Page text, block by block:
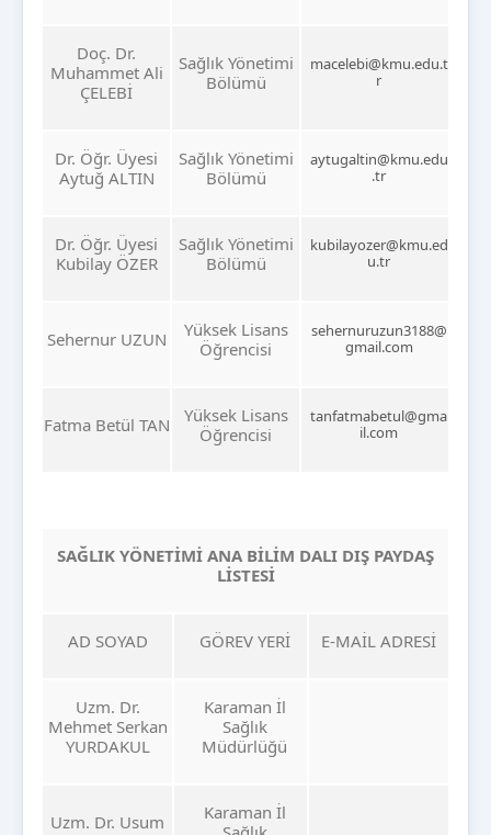
Doç. Dr.
Muhammet Ali
ÇELEBİ
Sağlık Yönetimi
Bölümü
macelebi@kmu.edu.t
r
Dr. Öğr. Üyesi
Aytuğ ALTIN
Sağlık Yönetimi
Bölümü
aytugaltin@kmu.edu
.tr
Dr. Öğr. Üyesi
Kubilay ÖZER
Sağlık Yönetimi
Bölümü
kubilayozer@kmu.ed
u.tr
Sehernur UZUN
Yüksek Lisans
Öğrencisi
sehernuruzun3188@
gmail.com
Fatma Betül TAN
Yüksek Lisans
Öğrencisi
tanfatmabetul@gma
il.com
SAĞLIK YÖNETİMİ ANA BİLİM DALI DIŞ PAYDAŞ
LİSTESİ
AD SOYAD GÖREV YERİ E-MAİL ADRESİ
Uzm. Dr.
Mehmet Serkan
YURDAKUL
Karaman İl
Sağlık
Müdürlüğü
Uzm. Dr. Usum
Karaman İl